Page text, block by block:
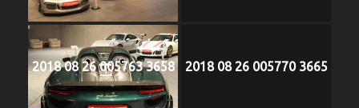
2018 08 26 005763 3658 2018 08 26 005770 3665